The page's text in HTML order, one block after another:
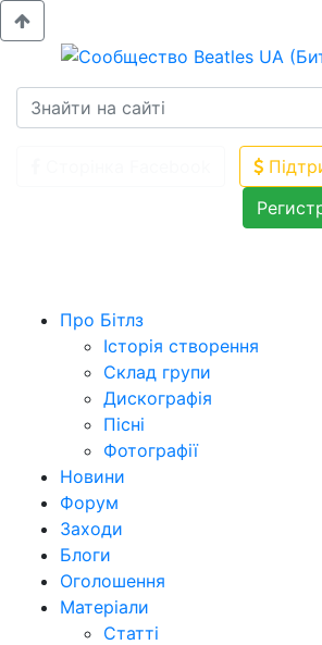
Про Бітлз
Історія створення
Склад групи
Дискографія
Пісні
Фотографії
Новини
Форум
Заходи
Блоги
Оголошення
Матеріали
Статті